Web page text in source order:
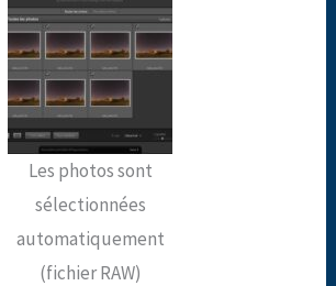
Les photos sont
sélectionnées
automatiquement
(fichier RAW)